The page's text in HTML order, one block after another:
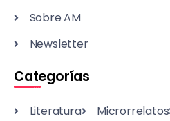
Sobre AM
Newsletter
Categorías
Literatura Microrrelatos